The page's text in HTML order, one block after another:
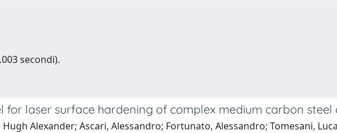
secondi).
for laser surface hardening of complex medium carbon
Alexander; Ascari, Alessandro; Fortunato, Alessandro; Tomesani, Luca